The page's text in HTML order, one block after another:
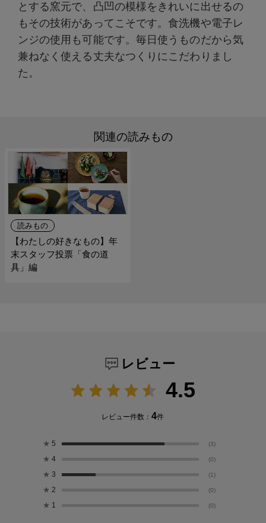
とする窯元で、凸凹の模様をきれいに出せるの
もその技術があってこそです。食洗機や電子レ
ンジの使用も可能です。毎日使うものだから気
兼ねなく使える丈夫なつくりにこだわりまし
た。
関連の読みもの
読みもの
【わたしの好きなもの】年
末スタッフ投票「食の道
具」編
レビュー
4.5
レビュー件数：4件
★ 5 (3)
★ 4 (0)
★ 3 (1)
★ 2 (0)
★ 1 (0)